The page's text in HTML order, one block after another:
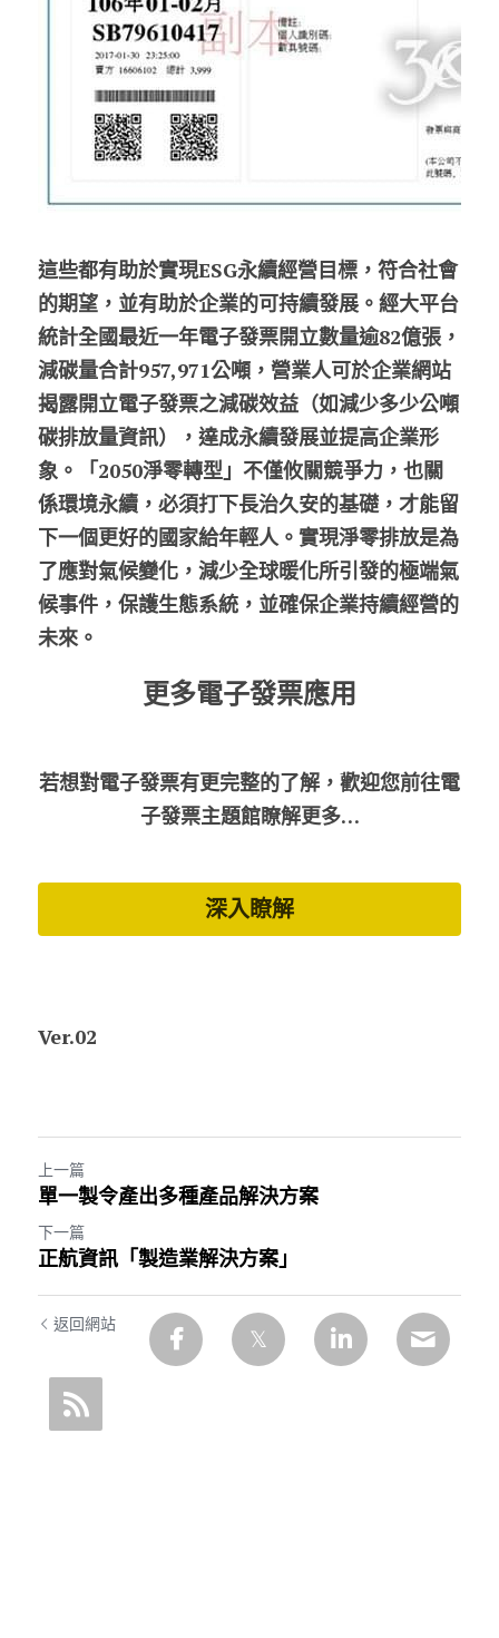
這些都有助於實現ESG永續經營目標，符合社會
的期望，並有助於企業的可持續發展。經大平台
統計全國最近一年電子發票開立數量逾82億張，
減碳量合計957,971公噸，營業人可於企業網站
揭露開立電子發票之減碳效益（如減少多少公噸
碳排放量資訊），達成永續發展並提高企業形
象。「2050淨零轉型」不僅攸關競爭力，也關
係環境永續，必須打下長治久安的基礎，才能留
下一個更好的國家給年輕人。實現淨零排放是為
了應對氣候變化，減少全球暖化所引發的極端氣
候事件，保護生態系統，並確保企業持續經營的
未來。
更多電子發票應用
若想對電子發票有更完整的了解，歡迎您前往電
子發票主題館瞭解更多…
深入瞭解
Ver.02
上一篇
單一製令產出多種產品解決方案
下一篇
正航資訊「製造業解決方案」
返回網站